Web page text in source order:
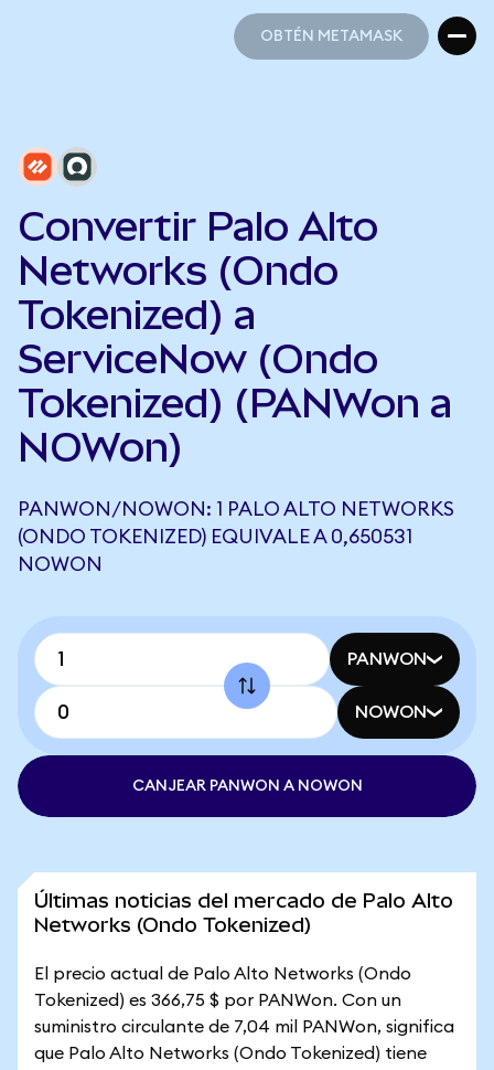
OBTÉN METAMASK
Convertir Palo Alto
Networks (Ondo
Tokenized) a
ServiceNow (Ondo
Tokenized) (PANWon a
NOWon)
PANWON/NOWON: 1 PALO ALTO NETWORKS
(ONDO TOKENIZED) EQUIVALE A 0,650531
NOWON
PANWON
NOWON
CANJEAR PANWON A NOWON
Últimas noticias del mercado de Palo Alto
Networks (Ondo Tokenized)
El precio actual de Palo Alto Networks (Ondo
Tokenized) es 366,75 $ por PANWon. Con un
suministro circulante de 7,04 mil PANWon, significa
que Palo Alto Networks (Ondo Tokenized) tiene